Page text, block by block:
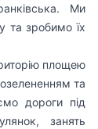
Ми
та зробимо їх
площею
та
дороги під
занять